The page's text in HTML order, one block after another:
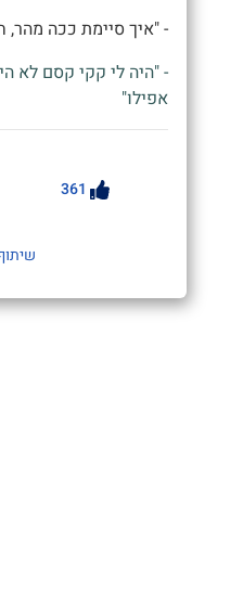
- "איך סיימת ככה מהר,
- "היה לי קקי קסם לא
אפילו"
361